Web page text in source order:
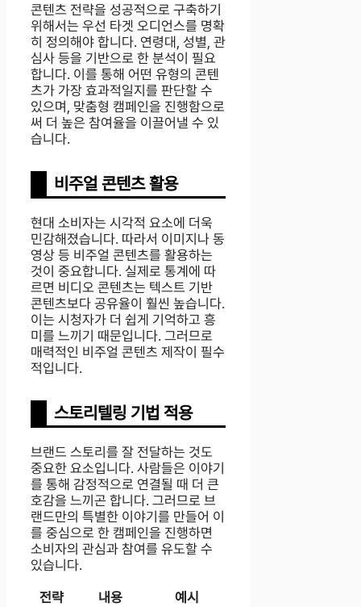
콘텐츠 전략을 성공적으로 구축하기
위해서는 우선 타겟 오디언스를 명확
히 정의해야 합니다. 연령대, 성별, 관
심사 등을 기반으로 한 분석이 필요
합니다. 이를 통해 어떤 유형의 콘텐
츠가 가장 효과적일지를 판단할 수
있으며, 맞춤형 캠페인을 진행함으로
써 더 높은 참여율을 이끌어낼 수 있
습니다.
비주얼 콘텐츠 활용
현대 소비자는 시각적 요소에 더욱
민감해졌습니다. 따라서 이미지나 동
영상 등 비주얼 콘텐츠를 활용하는
것이 중요합니다. 실제로 통계에 따
르면 비디오 콘텐츠는 텍스트 기반
콘텐츠보다 공유율이 훨씬 높습니다.
이는 시청자가 더 쉽게 기억하고 흥
미를 느끼기 때문입니다. 그러므로
매력적인 비주얼 콘텐츠 제작이 필수
적입니다.
스토리텔링 기법 적용
브랜드 스토리를 잘 전달하는 것도
중요한 요소입니다. 사람들은 이야기
를 통해 감정적으로 연결될 때 더 큰
호감을 느끼곤 합니다. 그러므로 브
랜드만의 특별한 이야기를 만들어 이
를 중심으로 한 캠페인을 진행하면
소비자의 관심과 참여를 유도할 수
있습니다.
전략
내용
예시